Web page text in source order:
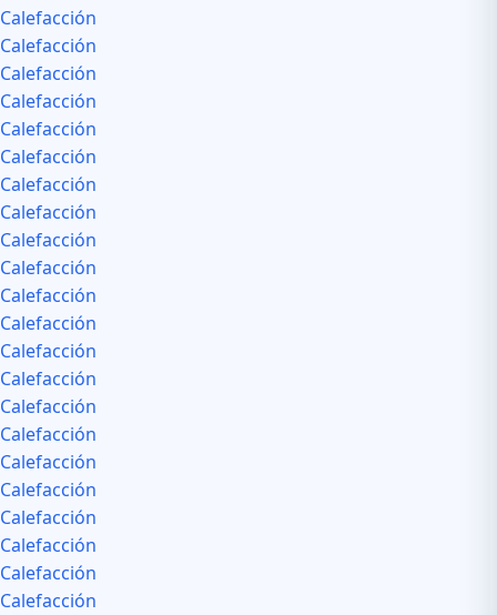
Calefacción
Calefacción
Calefacción
Calefacción
Calefacción
Calefacción
Calefacción
Calefacción
Calefacción
Calefacción
Calefacción
Calefacción
Calefacción
Calefacción
Calefacción
Calefacción
Calefacción
Calefacción
Calefacción
Calefacción
Calefacción
Calefacción